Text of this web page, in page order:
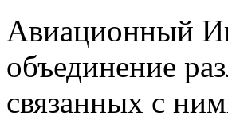
Авиационный
объединение
связанных с